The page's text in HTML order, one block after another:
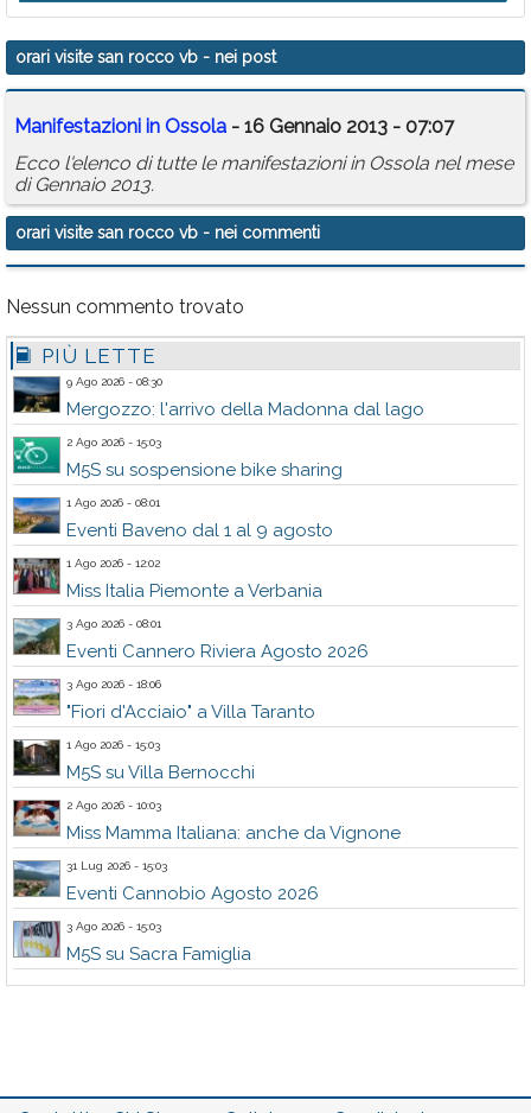
Rubriche
Calendario
Annunci
orari visite san rocco vb - nei post
Manifestazioni in Ossola - 16 Gennaio 2013 - 07:07
Ecco l'elenco di tutte le manifestazioni in Ossola nel mese
di Gennaio 2013.
orari visite san rocco vb - nei commenti
Nessun commento trovato
PIÙ LETTE
9 Ago 2026 - 08:30
Mergozzo: l'arrivo della Madonna dal lago
2 Ago 2026 - 15:03
M5S su sospensione bike sharing
1 Ago 2026 - 08:01
Eventi Baveno dal 1 al 9 agosto
1 Ago 2026 - 12:02
Miss Italia Piemonte a Verbania
3 Ago 2026 - 08:01
Eventi Cannero Riviera Agosto 2026
3 Ago 2026 - 18:06
"Fiori d'Acciaio" a Villa Taranto
1 Ago 2026 - 15:03
M5S su Villa Bernocchi
2 Ago 2026 - 10:03
Miss Mamma Italiana: anche da Vignone
31 Lug 2026 - 15:03
Eventi Cannobio Agosto 2026
3 Ago 2026 - 15:03
M5S su Sacra Famiglia